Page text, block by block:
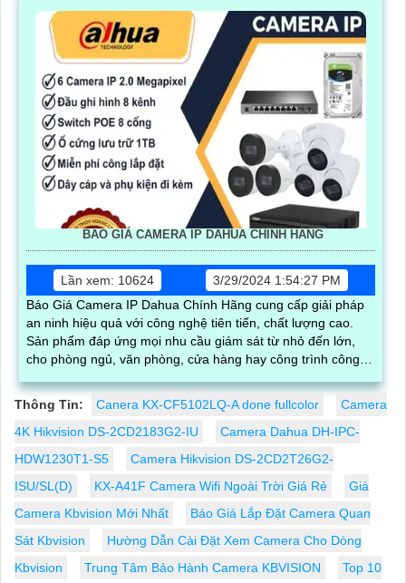
BÁO GIÁ CAMERA IP DAHUA CHÍNH HÃNG
Lần xem: 10624
3/29/2024 1:54:27 PM
Báo Giá Camera IP Dahua Chính Hãng cung cấp giải pháp
an ninh hiệu quả với công nghệ tiên tiến, chất lượng cao.
Sản phẩm đáp ứng mọi nhu cầu giám sát từ nhỏ đến lớn,
cho phòng ngủ, văn phòng, cửa hàng hay công trình công
Thông Tin:
Canera KX-CF5102LQ-A done fullcolor
Camera
4K Hikvision DS-2CD2183G2-IU
Camera Dahua DH-IPC-
HDW1230T1-S5
Camera Hikvision DS-2CD2T26G2-
ISU/SL(D)
KX-A41F Camera Wifi Ngoài Trời Giá Rẻ
Giá
Camera Kbvision Mới Nhất
Báo Giá Lắp Đặt Camera Quan
Sát Kbvision
Hường Dẫn Cài Đặt Xem Camera Cho Dòng
Kbvision
Trung Tâm Bảo Hành Camera KBVISION
Top 10